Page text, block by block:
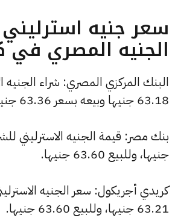
سعر جنيه استرليني
الجنيه المصري في
البنك المركزي المصري: شراء الجنيه
63.18 جنيها وبيعه بسعر 63.36 جنيها.
جنيها، وللبيع 63.60 جنيها.
كريدي أجريكول: سعر الجنيه
63.21 جنيها، وللبيع 63.60 جنيها.